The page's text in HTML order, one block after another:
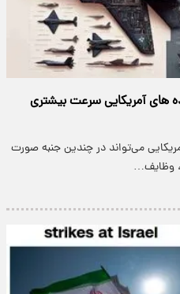
های آمریکایی سرعت بیشتری
می‌تواند در چندین جنبه صورت
وظایف…